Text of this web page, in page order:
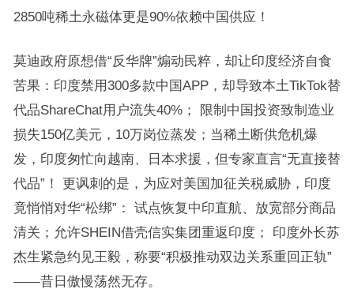
2850吨稀土永磁体更是90%依赖中国供应！
莫迪政府原想借“反华牌”煽动民粹，却让印度经济自食
苦果：印度禁用300多款中国APP，却导致本土TikTok替
代品ShareChat用户流失40%； 限制中国投资致制造业
损失150亿美元，10万岗位蒸发；当稀土断供危机爆
发，印度匆忙向越南、日本求援，但专家直言“无直接替
代品”！ 更讽刺的是，为应对美国加征关税威胁，印度
竟悄悄对华“松绑”： 试点恢复中印直航、放宽部分商品
清关；允许SHEIN借壳信实集团重返印度； 印度外长苏
杰生紧急约见王毅，称要“积极推动双边关系重回正轨”
——昔日傲慢荡然无存。